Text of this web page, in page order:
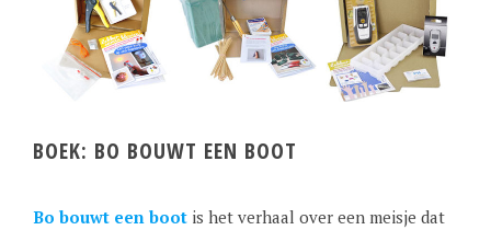
BOEK: BO BOUWT EEN BOOT
Bo bouwt een bootis het verhaal over een meisje dat